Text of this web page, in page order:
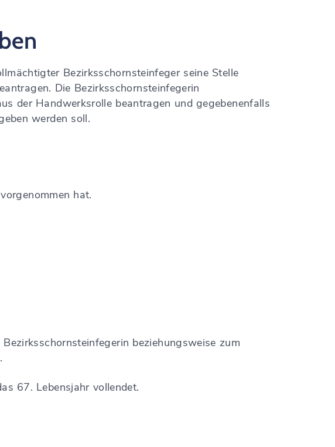
Bezirksschornsteinfeger seine Stelle
Die Bezirksschornsteinfegerin
der Handwerksrolle beantragen und gegebenenfalls
werden soll.
hat.
beziehungsweise zum
67. Lebensjahr vollendet.